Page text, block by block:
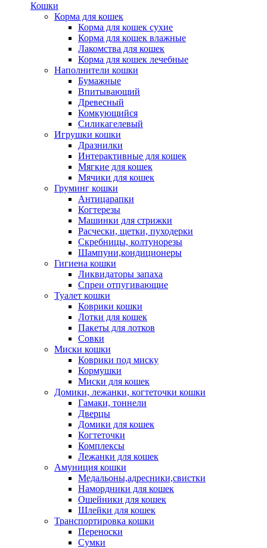
Кошки
Корма для кошек
Корма для кошек сухие
Корма для кошек влажные
Лакомства для кошек
Корма для кошек лечебные
Наполнители кошки
Бумажные
Впитывающий
Древесный
Комкующийся
Силикагелевый
Игрушки кошки
Дразнилки
Интерактивные для кошек
Мягкие для кошек
Мячики для кошек
Груминг кошки
Антицарапки
Когтерезы
Машинки для стрижки
Расчески, щетки, пуходерки
Скребницы, колтунорезы
Шампуни,кондиционеры
Гигиена кошки
Ликвидаторы запаха
Спреи отпугивающие
Туалет кошки
Коврики кошки
Лотки для кошек
Пакеты для лотков
Совки
Миски кошки
Коврики под миску
Кормушки
Миски для кошек
Домики, лежанки, когтеточки кошки
Гамаки, тоннели
Дверцы
Домики для кошек
Когтеточки
Комплексы
Лежанки для кошек
Амуниция кошки
Медальоны,адресники,свистки
Намордники для кошек
Ошейники для кошек
Шлейки для кошек
Транспортировка кошки
Переноски
Сумки